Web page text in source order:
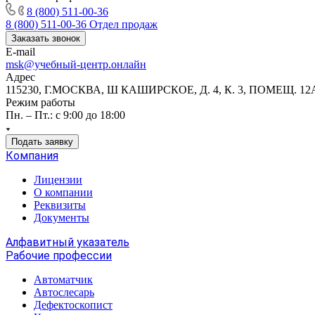
8 (800) 511-00-36
8 (800) 511-00-36 Отдел продаж
Заказать звонок
E-mail
msk@учебный-центр.онлайн
Адрес
115230, Г.МОСКВА, Ш КАШИРСКОЕ, Д. 4, К. 3, ПОМЕЩ.
Режим работы
Пн. – Пт.: с 9:00 до 18:00
Подать заявку
Компания
Лицензии
О компании
Реквизиты
Документы
Алфавитный указатель
Рабочие профессии
Автоматчик
Автослесарь
Дефектоскопист